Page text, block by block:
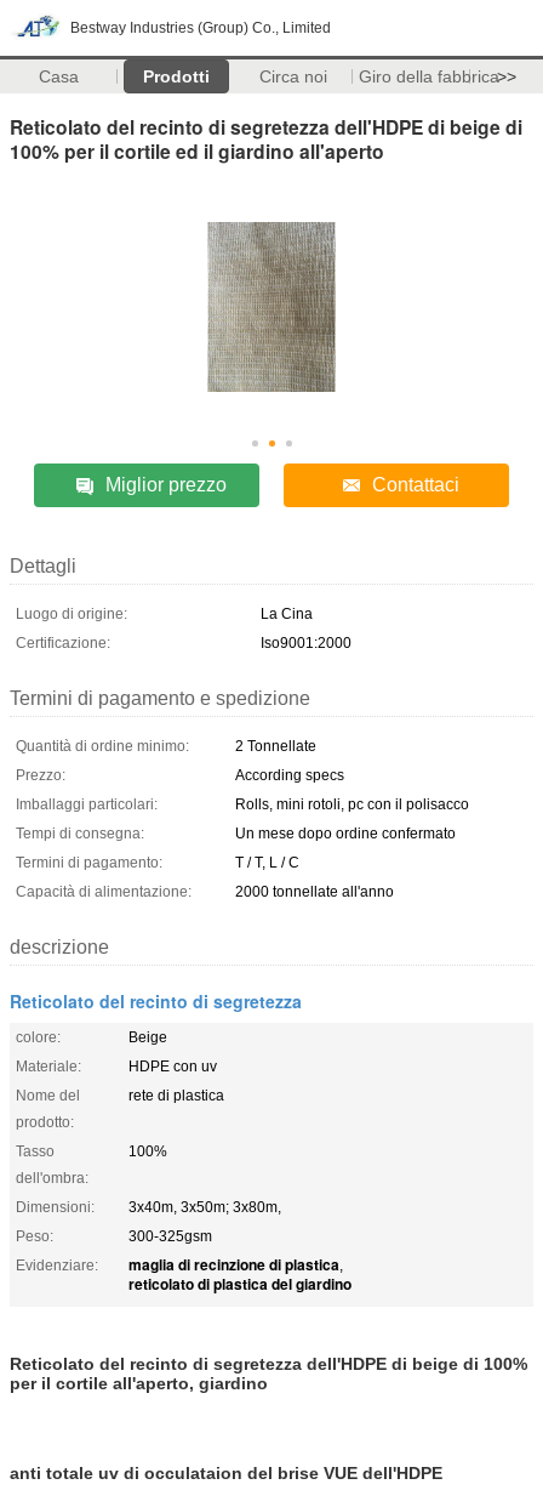
Bestway Industries (Group) Co., Limited
Casa Prodotti Circa noi Giro della fabbrica>>
Reticolato del recinto di segretezza dell'HDPE di beige di
100% per il cortile ed il giardino all'aperto
Miglior prezzo Contattaci
Dettagli
Luogo di origine:
La Cina
Certificazione:
Iso9001:2000
Termini di pagamento e spedizione
Quantità di ordine minimo:
2 Tonnellate
Prezzo:
According specs
Imballaggi particolari:
Rolls, mini rotoli, pc con il polisacco
Tempi di consegna:
Un mese dopo ordine confermato
Termini di pagamento:
T / T, L / C
Capacità di alimentazione:
2000 tonnellate all'anno
descrizione
Reticolato del recinto di segretezza
colore:
Beige
Materiale:
HDPE con uv
Nome del
prodotto:
rete di plastica
Tasso
dell'ombra:
100%
Dimensioni:
3x40m, 3x50m; 3x80m,
Peso:
300-325gsm
Evidenziare:
maglia di recinzione di plastica,
reticolato di plastica del giardino
Reticolato del recinto di segretezza dell'HDPE di beige di 100%
per il cortile all'aperto, giardino
anti totale uv di occulataion del brise VUE dell'HDPE